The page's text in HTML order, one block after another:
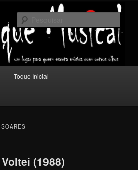
música com outros olhos.
Toque Inicial
(1988)